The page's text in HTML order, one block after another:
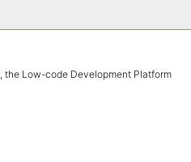
, the Low-code Development Platform